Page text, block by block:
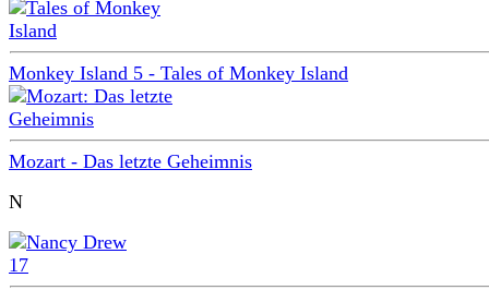
Monkey Island 5 - Tales of Monkey Island
Mozart - Das letzte Geheimnis
N